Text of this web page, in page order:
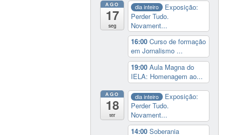
AGO
17
seg
dia inteiro
Exposição:
Perder Tudo.
Novament...
16:00Curso de formação
em Jornalismo ...
19:00Aula Magna do
IELA: Homenagem ao...
AGO
18
ter
dia inteiro
Exposição:
Perder Tudo.
Novament...
14:00Soberania